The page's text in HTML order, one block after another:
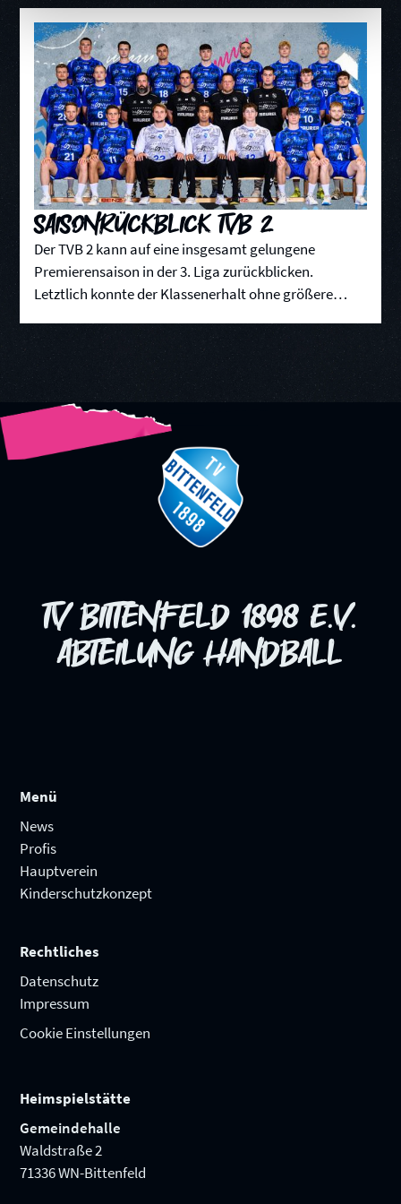
Saisonrückblick TVB 2
Der TVB 2 kann auf eine insgesamt gelungene
Premierensaison in der 3. Liga zurückblicken.
Letztlich konnte der Klassenerhalt ohne größere
als man es in der Vergangenheit gewohnt war, behielt
man die Nerven und schaffte es zudem, Talente in die
Mannschaft einzubauen.
TV Bittenfeld 1898 e.V.
Abteilung HAndball
Menü
News
Profis
Hauptverein
Kinderschutzkonzept
Rechtliches
Datenschutz
Impressum
Cookie Einstellungen
Heimspielstätte
Gemeindehalle
Waldstraße 2
71336 WN-Bittenfeld